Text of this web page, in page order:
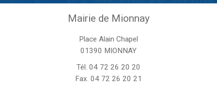
Mairie de Mionnay
Place Alain Chapel
01390 MIONNAY
Tél. 04 72 26 20 20
Fax. 04 72 26 20 21